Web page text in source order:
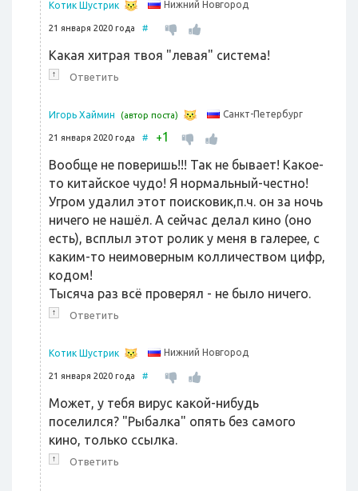
Котик Шустрик Нижний Новгород
21 января 2020 года #
Какая хитрая твоя "левая" система!
↑ Ответить
Игорь Хаймин (автор поста) Санкт-Петербург
21 января 2020 года # +1
Вообще не поверишь!!! Так не бывает! Какое-
то китайское чудо! Я нормальный-честно!
Угром удалил этот поисковик,п.ч. он за ночь
ничего не нашёл. А сейчас делал кино (оно
есть), всплыл этот ролик у меня в галерее, с
каким-то неимоверным колличеством цифр,
кодом!
Тысяча раз всё проверял - не было ничего.
↑ Ответить
Котик Шустрик Нижний Новгород
21 января 2020 года #
Может, у тебя вирус какой-нибудь
поселился? "Рыбалка" опять без самого
кино, только ссылка.
↑ Ответить